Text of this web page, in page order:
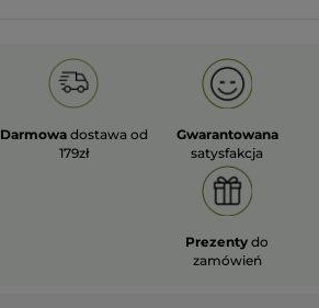
Darmowa dostawa od
179zł
Gwarantowana
satysfakcja
Prezenty do
zamówień